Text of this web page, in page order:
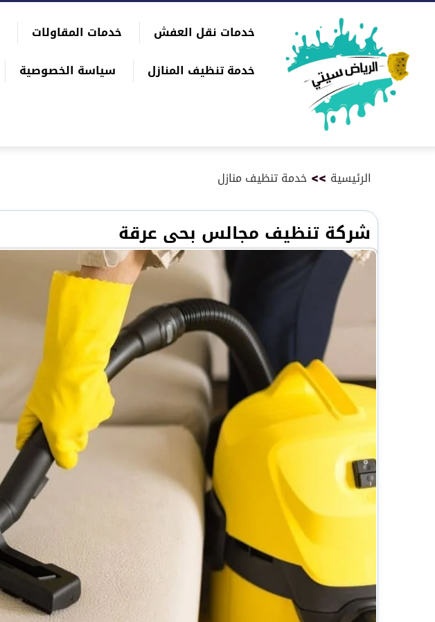
المحتوى
خدمات نقل العفش خدمات المقاولات
خدمة تنظيف المنازل
سياسة الخصوصية
الرئيسية >> خدمة تنظيف منازل
شركة تنظيف مجالس بحى عرقة